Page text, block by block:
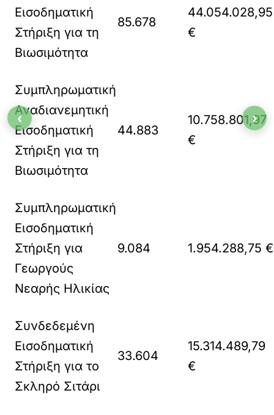
Εισοδηματική
Στήριξη για τη
Βιωσιμότητα
85.678
44.054.028,95
€
Συμπληρωματική
Αναδιανεμητική
Εισοδηματική
Στήριξη για τη
Βιωσιμότητα
44.883
10.758.801,97
€
Συμπληρωματική
Εισοδηματική
Στήριξη για
Γεωργούς
Νεαρής Ηλικίας
9.084 1.954.288,75 €
Συνδεδεμένη
Εισοδηματική
Στήριξη για το
Σκληρό Σιτάρι
33.604
15.314.489,79
€
‹ ›